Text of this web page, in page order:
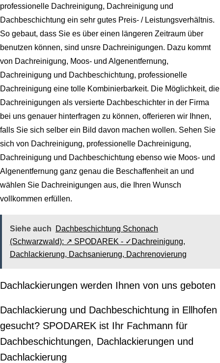
professionelle Dachreinigung, Dachreinigung und
Dachbeschichtung ein sehr gutes Preis- / Leistungsverhältnis.
So gebaut, dass Sie es über einen längeren Zeitraum über
benutzen können, sind unsre Dachreinigungen. Dazu kommt
von Dachreinigung, Moos- und Algenentfernung,
Dachreinigung und Dachbeschichtung, professionelle
Dachreinigung eine tolle Kombinierbarkeit. Die Möglichkeit, die
Dachreinigungen als versierte Dachbeschichter in der Firma
bei uns genauer hinterfragen zu können, offerieren wir Ihnen,
falls Sie sich selber ein Bild davon machen wollen. Sehen Sie
sich von Dachreinigung, professionelle Dachreinigung,
Dachreinigung und Dachbeschichtung ebenso wie Moos- und
Algenentfernung ganz genau die Beschaffenheit an und
wählen Sie Dachreinigungen aus, die Ihren Wunsch
vollkommen erfüllen.
Siehe auch
Dachbeschichtung Schonach
(Schwarzwald): ↗️ SPODAREK - ✓Dachreinigung,
Dachlackierung, Dachsanierung, Dachrenovierung
Dachlackierungen werden Ihnen von uns geboten
Dachlackierung und Dachbeschichtung in Ellhofen
gesucht? SPODAREK ist Ihr Fachmann für
Dachbeschichtungen, Dachlackierungen und
Dachlackierung